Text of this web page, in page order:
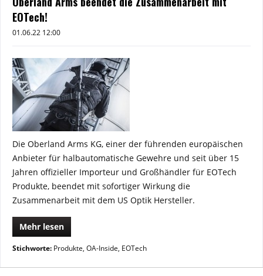
EOTech!
01.06.22 12:00
Die Oberland Arms KG, einer der führenden europäischen
Anbieter für halbautomatische Gewehre und seit über 15
Jahren offizieller Importeur und Großhändler für EOTech
Produkte, beendet mit sofortiger Wirkung die
Zusammenarbeit mit dem US Optik Hersteller.
Mehr lesen
Stichworte: Produkte, OA-Inside, EOTech